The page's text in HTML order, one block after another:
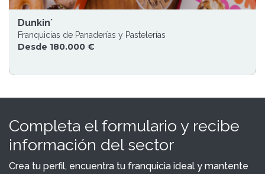
Dunkin´
Franquicias de Panaderías y Pastelerías
Desde 180.000 €
Completa el formulario y recibe
información del sector
Crea tu perfil, encuentra tu franquicia ideal y mantente